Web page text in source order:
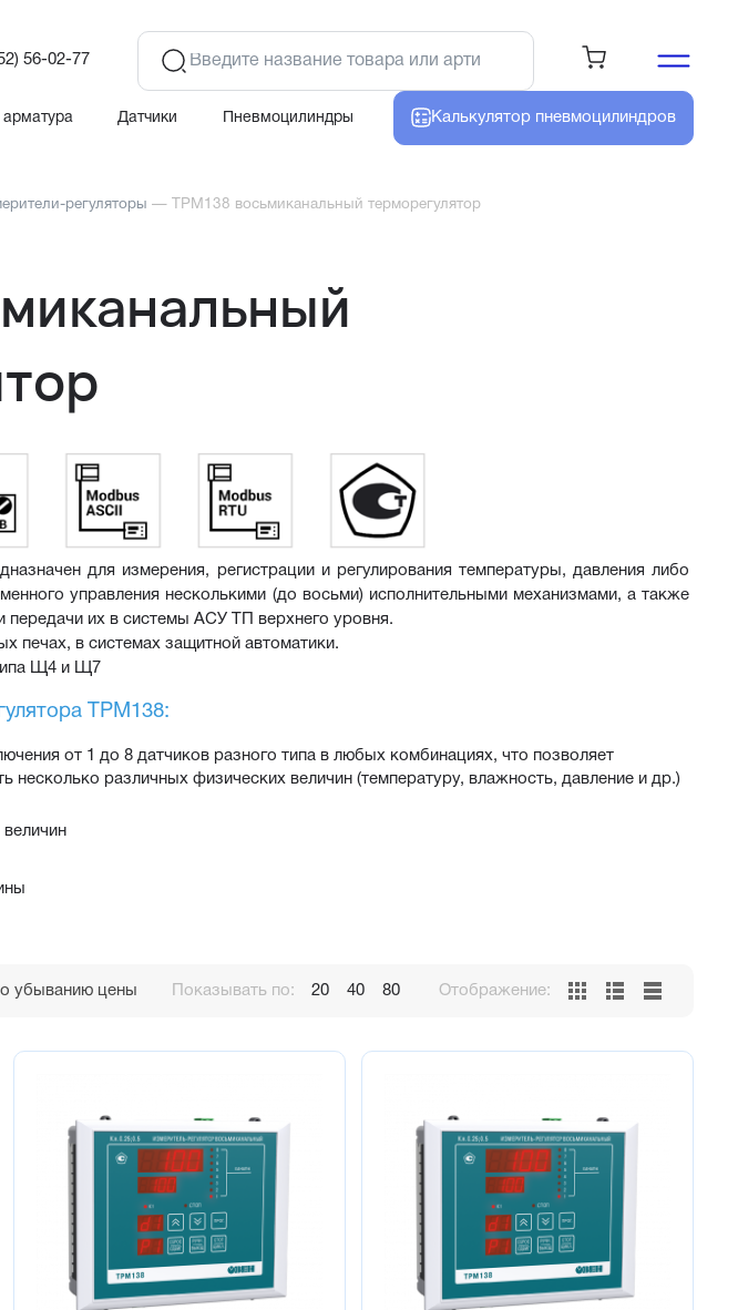
56-02-77
Датчики Пневмоцилиндры Калькулятор пневмоцилиндров
регуляторы — ТРМ138 восьмиканальный терморегулятор
для измерения, регистрации и регулирования температуры, давления либо
управления несколькими (до восьми) исполнительными механизмами, а также
передачи их в системы АСУ ТП верхнего уровня.
печах, в системах защитной автоматики.
Щ4 и Щ7
ТРМ138:
от 1 до 8 датчиков разного типа в любых комбинациях, что позволяет
несколько различных физических величин (температуру, влажность, давление и др.)
температуры, давления или других измеренных или вычисленных величин:
различных типов в выбранной пользователем комбинации
и установка параметров:
из четырех возможных
Modbus ASCII/RTU)
убыванию цены Показывать по: 20 40 80 Отображение: